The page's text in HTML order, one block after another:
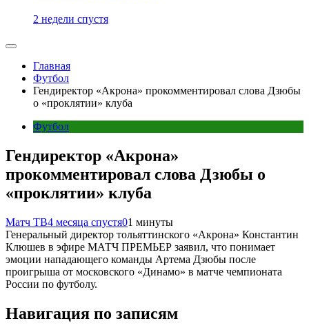
2 недели спустя
Главная
Футбол
Гендиректор «Акрона» прокомментировал слова Дзюбы
о «проклятии» клуба
Футбол
Гендиректор «Акрона»
прокомментировал слова Дзюбы о
«проклятии» клуба
Матч ТВ4 месяца спустя01 минуты
Генеральный директор тольяттинского «Акрона» Константин
Клюшев в эфире МАТЧ ПРЕМЬЕР заявил, что понимает
эмоции нападающего команды Артема Дзюбы после
проигрыша от московского «Динамо» в матче чемпионата
России по футболу.
Навигация по записям